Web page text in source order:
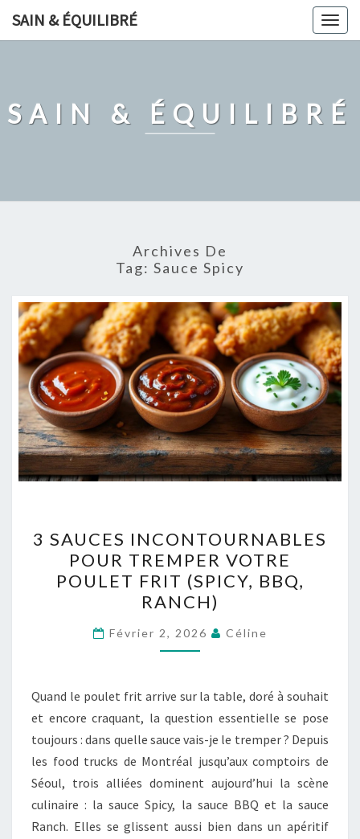
SAIN & ÉQUILIBRÉ
SAIN & ÉQUILIBRÉ
Archives De
Tag: Sauce Spicy
SAUCES
INCONTOURNABLES
POUR
TREMPER
VOTRE
POULET
(SPICY,
BBQ,
RANCH)
3 SAUCES INCONTOURNABLES
POUR TREMPER VOTRE
POULET FRIT (SPICY, BBQ,
RANCH)
Février 2, 2026 Céline
Quand le poulet frit arrive sur la table, doré à souhait
et encore craquant, la question essentielle se pose
toujours : dans quelle sauce vais-je le tremper ? Depuis
les food trucks de Montréal jusqu’aux comptoirs de
Séoul, trois alliées dominent aujourd’hui la scène
culinaire : la sauce Spicy, la sauce BBQ et la sauce
Ranch. Elles se glissent aussi bien dans un apéritif